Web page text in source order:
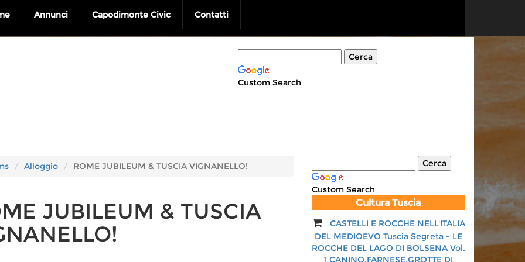
Annunci Capodimonte Civic Contatti
Custom Search
Alloggio ROME JUBILEUM & TUSCIA VIGNANELLO!
JUBILEUM & TUSCIA
Custom Search
Cultura Tuscia
CASTELLI E ROCCHE NELL'ITALIA
DEL MEDIOEVO Tuscia Segreta - LE
ROCCHE DEL LAGO DI BOLSENA Vol.
1 CANINO,FARNESE,GROTTE DI
Vulci. Canino, Ischia, Farnese,
Castro Valentano
Autore:George Dennis